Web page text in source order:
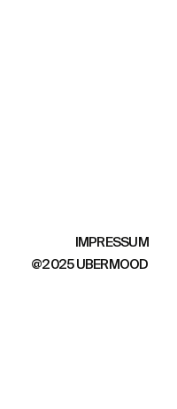
IMPRESSUM
@2025 UBERMOOD